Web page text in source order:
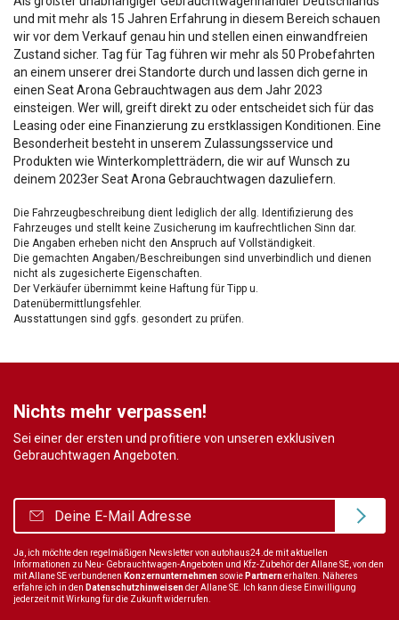
und mit mehr als 15 Jahren Erfahrung in diesem Bereich schauen
wir vor dem Verkauf genau hin und stellen einen einwandfreien
Zustand sicher. Tag für Tag führen wir mehr als 50 Probefahrten
an einem unserer drei Standorte durch und lassen dich gerne in
einen Seat Arona Gebrauchtwagen aus dem Jahr 2023
einsteigen. Wer will, greift direkt zu oder entscheidet sich für das
Leasing oder eine Finanzierung zu erstklassigen Konditionen. Eine
Besonderheit besteht in unserem Zulassungsservice und
Produkten wie Winterkompletträdern, die wir auf Wunsch zu
deinem 2023er Seat Arona Gebrauchtwagen dazuliefern.
Die Fahrzeugbeschreibung dient lediglich der allg. Identifizierung des
Fahrzeuges und stellt keine Zusicherung im kaufrechtlichen Sinn dar.
Die Angaben erheben nicht den Anspruch auf Vollständigkeit.
Die gemachten Angaben/Beschreibungen sind unverbindlich und dienen
nicht als zugesicherte Eigenschaften.
Der Verkäufer übernimmt keine Haftung für Tipp u.
Datenübermittlungsfehler.
Ausstattungen sind ggfs. gesondert zu prüfen.
Nichts mehr verpassen!
Sei einer der ersten und profitiere von unseren exklusiven
Gebrauchtwagen Angeboten.
Ja, ich möchte den regelmäßigen Newsletter von autohaus24.de mit aktuellen
Informationen zu Neu- Gebrauchtwagen-Angeboten und Kfz-Zubehör der Allane SE, von den
mit Allane SE verbundenen Konzernunternehmen sowie Partnernerhalten. Näheres
erfahre ich in den Datenschutzhinweisender Allane SE. Ich kann diese Einwilligung
jederzeit mit Wirkung für die Zukunft widerrufen.